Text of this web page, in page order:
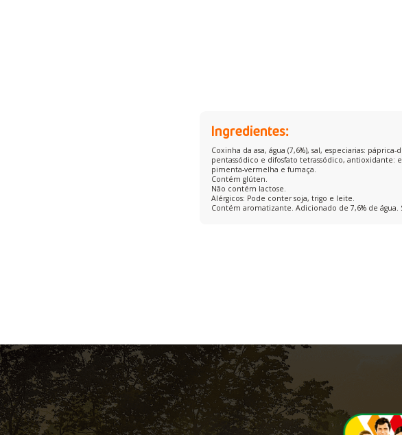
Ingredientes:
Coxinha da asa, água (7,6%), sal, especiarias:
pentassódico e difosfato tetrassódico, antioxidante:
pimenta-vermelha e fumaça.
Contém glúten.
Não contém lactose.
Alérgicos: Pode conter soja, trigo e leite.
Contém aromatizante. Adicionado de 7,6% de